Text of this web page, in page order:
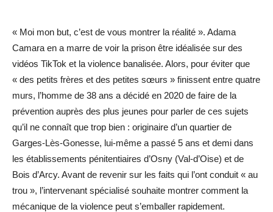
« Moi mon but, c’est de vous montrer la réalité ». Adama
Camara en a marre de voir la prison être idéalisée sur des
vidéos TikTok et la violence banalisée. Alors, pour éviter que
« des petits frères et des petites sœurs » finissent entre quatre
murs, l’homme de 38 ans a décidé en 2020 de faire de la
prévention auprès des plus jeunes pour parler de ces sujets
qu’il ne connaît que trop bien : originaire d’un quartier de
Garges-Lès-Gonesse, lui-même a passé 5 ans et demi dans
les établissements pénitentiaires d’Osny (Val-d’Oise) et de
Bois d’Arcy. Avant de revenir sur les faits qui l’ont conduit « au
trou », l’intervenant spécialisé souhaite montrer comment la
mécanique de la violence peut s’emballer rapidement.